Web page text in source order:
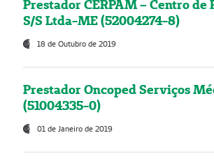
Prestador CERPAM – Centro de
S/S Ltda-ME (52004274-8)
18 de Outubro de 2019
Prestador Oncoped Serviços
(51004335-0)
01 de Janeiro de 2019